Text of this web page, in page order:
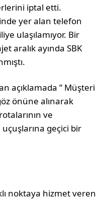
iptal etti.
yer alan telefon
ulaşılamıyor. Bir
aralık ayında SBK
açıklamada ” Müşteri
önüne alınarak
ve
uçuşlarına geçici bir
noktaya hizmet veren